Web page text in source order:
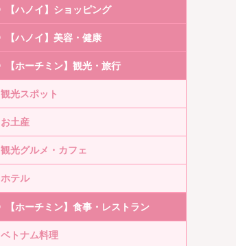
【ハノイ】ショッピング
【ハノイ】美容・健康
【ホーチミン】観光・旅行
観光スポット
お土産
観光グルメ・カフェ
ホテル
【ホーチミン】食事・レストラン
ベトナム料理